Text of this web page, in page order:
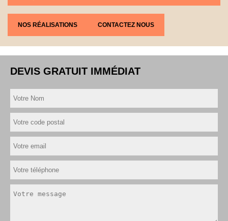
NOS RÉALISATIONS CONTACTEZ NOUS
DEVIS GRATUIT IMMÉDIAT